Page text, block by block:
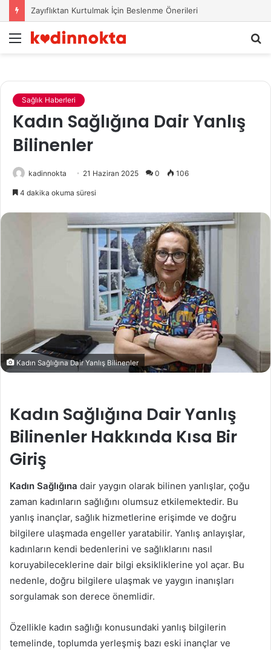
Zayıflıktan Kurtulmak İçin Beslenme Önerileri
Menü
Sağlık Haberleri
Kadın Sağlığına Dair Yanlış
Bilinenler
kadinnokta 21 Haziran 2025 0 106
4 dakika okuma süresi
Kadın Sağlığına Dair Yanlış Bilinenler
Kadın Sağlığına Dair Yanlış
Bilinenler Hakkında Kısa Bir
Giriş
Kadın Sağlığına dair yaygın olarak bilinen yanlışlar, çoğu
zaman kadınların sağlığını olumsuz etkilemektedir. Bu
yanlış inançlar, sağlık hizmetlerine erişimde ve doğru
bilgilere ulaşmada engeller yaratabilir. Yanlış anlayışlar,
kadınların kendi bedenlerini ve sağlıklarını nasıl
koruyabileceklerine dair bilgi eksikliklerine yol açar. Bu
nedenle, doğru bilgilere ulaşmak ve yaygın inanışları
sorgulamak son derece önemlidir.
Özellikle kadın sağlığı konusundaki yanlış bilgilerin
temelinde, toplumda yerleşmiş bazı eski inançlar ve